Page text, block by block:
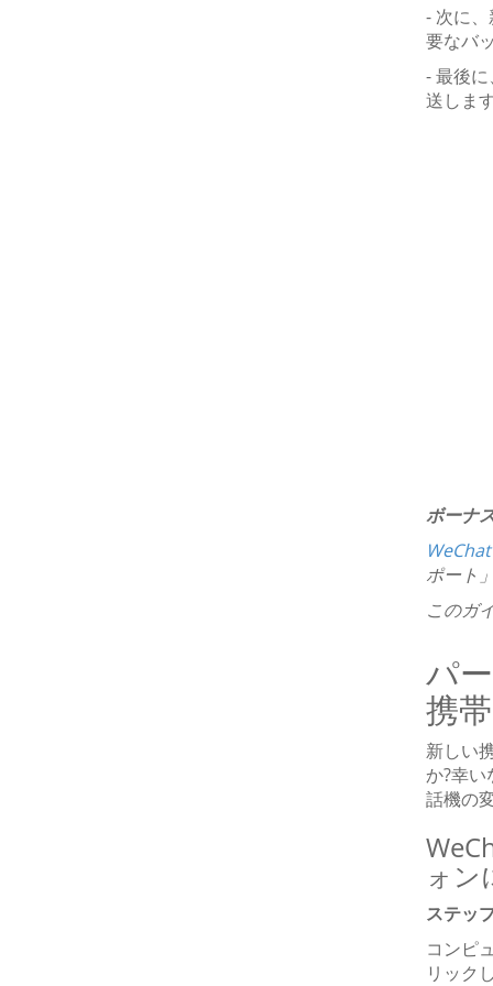
- 次に
要なバ
- 最後に
送します
ボーナ
ポート
このガ
パ
携
新しい
か?幸
話機の
ォン
ステッ
コンピ
リック